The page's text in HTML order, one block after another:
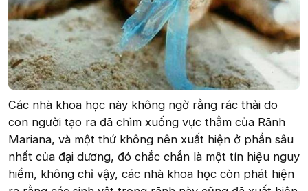
Các nhà khoa học này không ngờ rằng rác thải do
con người tạo ra đã chìm xuống vực thẳm của Rãnh
Mariana, và một thứ không nên xuất hiện ở phần sâu
nhất của đại dương, đó chắc chắn là một tín hiệu nguy
hiểm, không chỉ vậy, các nhà khoa học còn phát hiện